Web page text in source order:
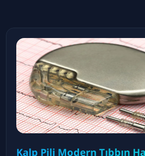
Kalp Pili Modern Tıbbın